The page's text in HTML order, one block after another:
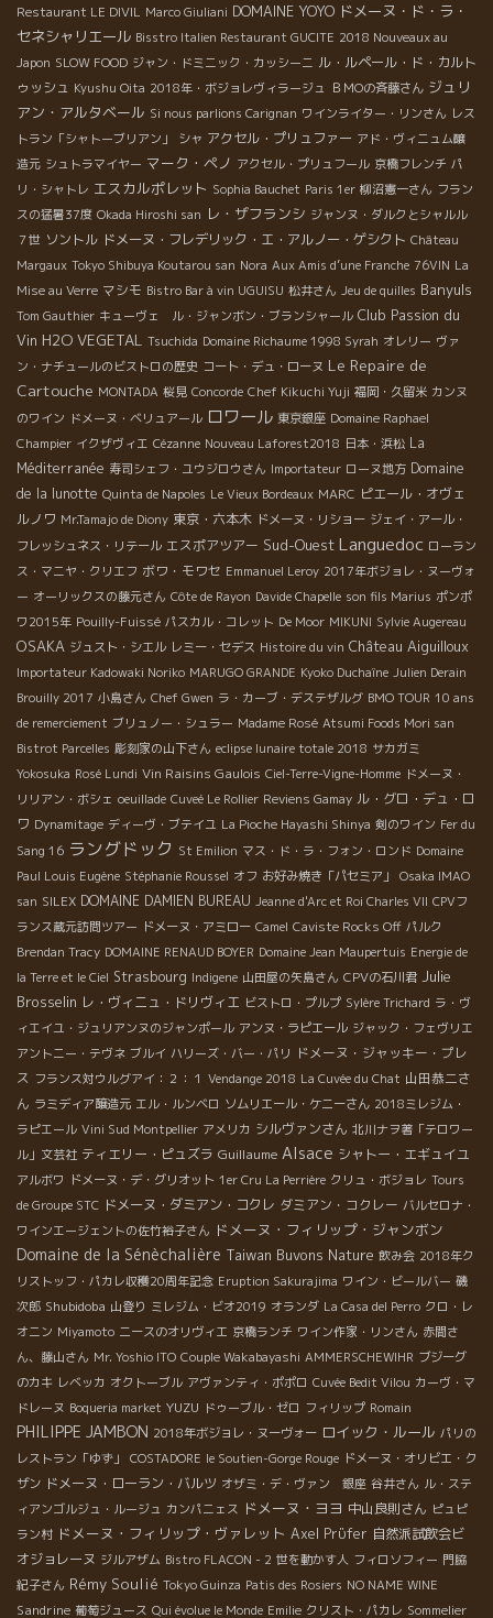
Restaurant LE DIVIL Marco Giuliani DOMAINE YOYO ドメーヌ・ド・ラ・
セネシャリエール Bisstro Italien Restaurant GUCITE 2018 Nouveaux au
Japon SLOW FOOD ジャン・ドミニック・カッシーニ ル・ルペール・ド・カルト
ゥッシュ Kyushu Oita 2018年・ボジョレヴィラージュ ＢＭОの斉藤さん ジュリ
アン・アルタベール Si nous parlions Carignan ワインライター・リンさん レス
トラン「シャトーブリアン」
シャ アクセル・プリュファー アド・ヴィニュム醸
造元 シュトラマイヤー マーク・ペノ アクセル・プリュフール 京橋フレンチ パ
リ・シャトレ エスカルポレット Sophia Bauchet Paris 1er 柳沼憲一さん フラン
スの猛暑37度 Okada Hiroshi san レ・ザフランシ ジャンヌ・ダルクとシャルル
７世 ソントル ドメーヌ・フレデリック・エ・アルノー・ゲシクト Château
Margaux Tokyo Shibuya Koutarou san Nora Aux Amis d’une Franche 76VIN La
Mise au Verre マシモ Bistro Bar à vin UGUISU 松井さん Jeu de quilles Banyuls
Tom Gauthier キューヴェ ル・ジャンボン・ブランシャール Club Passion du
Vin H2O VEGETAL Tsuchida Domaine Richaume 1998 Syrah オレリー ヴァ
ン・ナチュールのビストロの歴史 コート・デュ・ローヌ Le Repaire de
Cartouche MONTADA 桜見 Concorde Chef Kikuchi Yuji 福岡・久留米 カンヌ
のワイン ドメーヌ・ベリュアール ロワール 東京銀座 Domaine Raphael
Champier イクザヴィエ Cézanne Nouveau Laforest2018 日本・浜松 La
Méditerranée 寿司シェフ・ユウジロウさん Importateur ローヌ地方 Domaine
de la lunotte Quinta de Napoles Le Vieux Bordeaux MARC ピエール・オヴェ
ルノワ Mr.Tamajo de Diony 東京・六本木 ドメーヌ・リショー ジェイ・アール・
フレッシュネス・リテール エスポアツアー Sud-Ouest Languedoc ローラン
ス・マニヤ・クリエフ ボワ・モワセ Emmanuel Leroy 2017年ボジョレ・ヌーヴォ
ー オーリックスの藤元さん Côte de Rayon Davide Chapelle son fils Marius ポンポ
ワ2015年 Pouilly-Fuissé パスカル・コレット De Moor MIKUNI Sylvie Augereau
OSAKA ジュスト・シエル レミー・セデス Histoire du vin Château Aiguilloux
Importateur Kadowaki Noriko MARUGO GRANDE Kyoko Duchaîne Julien Derain
Brouilly 2017 小島さん Chef Gwen ラ・カーブ・デステザルグ BMO TOUR 10 ans
de remerciement ブリュノー・シュラー Madame Rosé Atsumi Foods Mori san
Bistrot Parcelles 彫刻家の山下さん eclipse lunaire totale 2018 サカガミ
Yokosuka Rosé Lundi Vin Raisins Gaulois Ciel-Terre-Vigne-Homme ドメーヌ・
リリアン・ボシェ oeuillade Cuveé Le Rollier Reviens Gamay ル・グロ・デュ・ロ
ワ Dynamitage ディーヴ・ブテイユ La Pioche Hayashi Shinya 剣のワイン Fer du
Sang 16 ラングドック St Emilion マス・ド・ラ・フォン・ロンド Domaine
Paul Louis Eugène Stéphanie Roussel オフ お好み焼き「パセミア」
Osaka IMAO
san SILEX DOMAINE DAMIEN BUREAU Jeanne d'Arc et Roi Charles VII CPVフ
ランス蔵元訪問ツアー ドメーヌ・アミロー Camel Caviste Rocks Off パルク
Brendan Tracy DOMAINE RENAUD BOYER Domaine Jean Maupertuis Energie de
la Terre et le Ciel Strasbourg Indigene 山田屋の矢島さん CPVの石川君 Julie
Brosselin レ・ヴィニュ・ドリヴィエ ビストロ・プルプ Sylère Trichard ラ・ヴ
ィエイユ・ジュリアンヌのジャンポール アンヌ・ラピエール ジャック・フェヴリエ
アントニー・テヴネ ブルイ ハリーズ・バー・パリ ドメーヌ・ジャッキー・プレ
ス フランス対ウルグアイ：２：１ Vendange 2018 La Cuvée du Chat 山田恭二さ
ん ラミディア醸造元 エル・ルンベロ ソムリエール・ケニーさん 2018ミレジム・
ラピエール Vini Sud Montpellier アメリカ シルヴァンさん 北川ナヲ著「テロワー
ル」文芸社 ティエリー・ピュズラ Guillaume Alsace シャトー・エギュイユ
アルボワ ドメーヌ・デ・グリオット 1er Cru La Perrière クリュ・ボジョレ Tours
de Groupe STC ドメーヌ・ダミアン・コクレ ダミアン・コクレー バルセロナ・
ワインエージェントの佐竹裕子さん ドメーヌ・フィリップ・ジャンボン
Domaine de la Sénèchalière Taiwan Buvons Nature 飲み会 2018年ク
リストッフ・パカレ収穫20周年記念 Eruption Sakurajima ワイン・ビールバー 磯
次郎 Shubidoba 山登り ミレジム・ビオ2019 オランダ La Casa del Perro クロ・レ
オニン Miyamoto ニースのオリヴィエ 京橋ランチ ワイン作家・リンさん 赤間さ
ん、藤山さん Mr. Yoshio ITO Couple Wakabayashi AMMERSCHEWIHR ブジーグ
のカキ レベッカ オクトーブル アヴァンティ・ポポロ Cuvée Bedit Vilou カーヴ・マ
ドレーヌ Boqueria market YUZU ドゥーブル・ゼロ フィリップ Romain
PHILIPPE JAMBON 2018年ボジョレ・ヌーヴォー ロイック・ルール パリの
レストラン「ゆず」
COSTADORE le Soutien-Gorge Rouge ドメーヌ・オリビエ・ク
ザン ドメーヌ・ローラン・バルツ オザミ・デ・ヴァン 銀座 谷井さん ル・ステ
ィアンゴルジュ・ルージュ カンパニェス ドメーヌ・ヨヨ 中山良則さん ピュピ
ラン村 ドメーヌ・フィリップ・ヴァレット Axel Prϋfer 自然派試飲会ビ
オジョレーヌ ジルアザム Bistro FLACON - 2 世を動かす人 フィロソフィー 門脇
紀子さん Rémy Soulié Tokyo Guinza Patis des Rosiers NO NAME WINE
Sandrine 葡萄ジュース Qui évolue le Monde Emilie クリスト・パカレ Sommelier